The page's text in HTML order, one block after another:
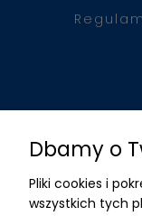
Dbamy o
Pliki cookies i
wszystkich tych